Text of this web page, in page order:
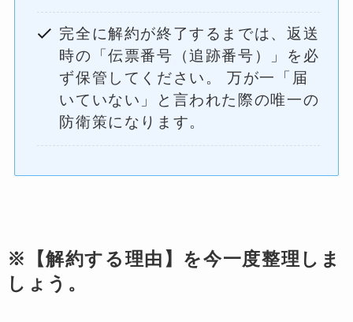
完全に解約が終了するまでは、返送
時の「伝票番号（追跡番号）」を必
ず保管してください。 万が一「届
いていない」と言われた際の唯一の
防衛策になります。
※【解約する理由】を今一度整理しま
しょう。